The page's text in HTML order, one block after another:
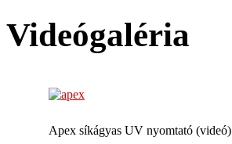
Videógaléria
Apex síkágyas UV nyomtató (videó)